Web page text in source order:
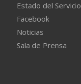
Estado del Servicio
Facebook
Noticias
Sala de Prensa